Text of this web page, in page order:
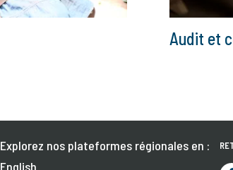
Audit et
Explorez nos plateformes régionales en :
English